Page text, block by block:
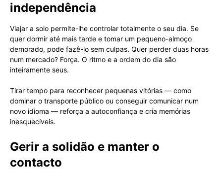
independência
Viajar a solo permite-lhe controlar totalmente o seu dia. Se
quer dormir até mais tarde e tomar um pequeno-almoço
demorado, pode fazê-lo sem culpas. Quer perder duas horas
num mercado? Força. O ritmo e a ordem do dia são
inteiramente seus.
Tirar tempo para reconhecer pequenas vitórias — como
dominar o transporte público ou conseguir comunicar num
novo idioma — reforça a autoconfiança e cria memórias
inesquecíveis.
Gerir a solidão e manter o
contacto